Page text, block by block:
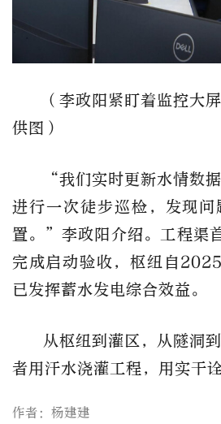
（李政阳紧盯着监控大
供图）
“我们实时更新水情数
进行一次徒步巡检，发现
置。”李政阳介绍。工程渠
完成启动验收，枢纽自
已发挥蓄水发电综合效益。
从枢纽到灌区，从隧洞
者用汗水浇灌工程，用实干
作者：杨建建